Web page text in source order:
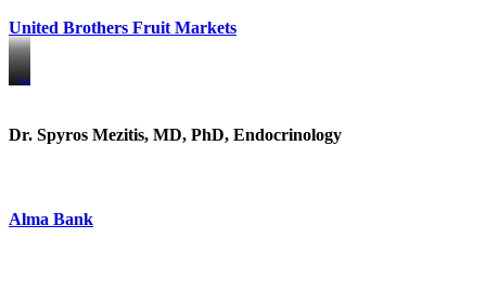
United Brothers Fruit Markets
https://www.unitedbrothersfruitmarkets.com/
https://www.unitedbrothersfruitmarkets.com/
Dr. Spyros Mezitis, MD, PhD, Endocrinology
Alma Bank